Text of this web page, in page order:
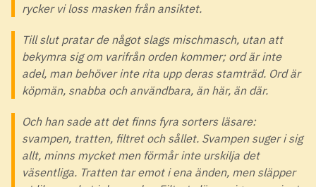
rycker vi loss masken från ansiktet.
Till slut pratar de något slags mischmasch, utan att
bekymra sig om varifrån orden kommer; ord är inte
adel, man behöver inte rita upp deras stamträd. Ord är
köpmän, snabba och användbara, än här, än där.
Och han sade att det finns fyra sorters läsare:
svampen, tratten, filtret och sållet. Svampen suger i sig
allt, minns mycket men förmår inte urskilja det
väsentliga. Tratten tar emot i ena änden, men släpper